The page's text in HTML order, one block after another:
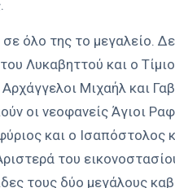
όλο της το μεγαλείο.
Λυκαβηττού και ο
Αρχάγγελοι Μιχαήλ και
οι νεοφανείς Άγιοι
και ο Ισαπόστολος
του
τους δύο μεγάλους